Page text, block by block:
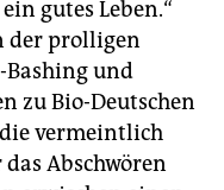
gutes Leben.“
der prolligen
und
zu Bio-Deutschen
vermeintlich
Abschwören